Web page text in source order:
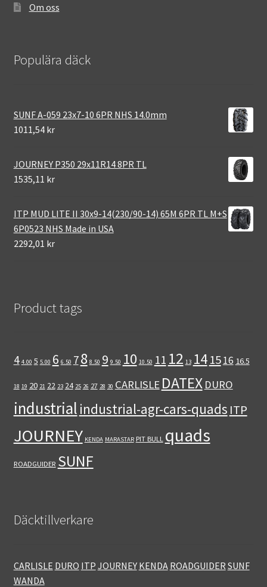
Om oss
Populära däck
SUNF A-059 23x7-10 6PR NHS 14.0mm
1011,54 kr
JOURNEY P350 29x11R14 8PR TL
1535,11 kr
ITP MUD LITE II 30x9-14(230/90-14) 65M 6PR TL M+S
6P0523 NHS Made in USA
2292,01 kr
Product tags
4 4.00 5 5.00 6 6.50 78 8.50 9 9.50 10 10.50 11 12 13 14 1516 16.5
18 19 20 21 22 23 24 25 26 27 28 30 CARLISLE DATEX DURO
industrial industrial-agr-cars-quads ITP
JOURNEY KENDA MARASTAR PIT BULL quads
ROADGUIDER SUNF
Däcktillverkare
CARLISLE DURO ITP JOURNEY KENDA ROADGUIDER SUNF
WANDA